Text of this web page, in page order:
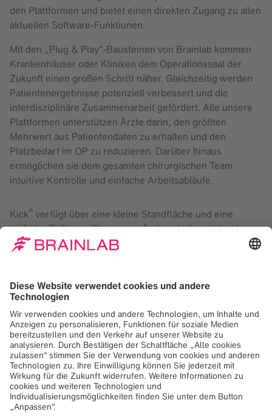
den Plattformen und bietet einen direkten Zugang zu allen
aktuellen Software-Funktionen.
Mit den „Plug & Play“-Bausteinen von Brainlab kommen
Krankenhäuser oder Kliniken dem Operationssaal der
Zukunft einen großen Schritt näher. Gleichzeitig werden
Patientenergebnisse potenziell verbessert und die
interdisziplinäre Zusammenarbeit gefördert. Alle unsere
Plattformen unterstützen Ärzte darin, den größten
Mehrwert aus Patientendaten zu erhalten und den
Platzbedarf im OP zu reduzieren. Darüber hinaus
ermöglichen sie dem gesamten chirurgischen Team
intuitive Kontrolle und einfache Arbeitsabläufe.
Kick® verfügt über eine kleine Standfläche und eine
einfache Software-Steuerung. Ärzte erhalten dadurch
große Flexibilität und können sich ganz auf ihre Patienten
Chirurgieplattform. Mit ihr können Chirurgen den Eingriff
überall im OP auf einem extra großen 4K-Display planen,
überprüfen, dokumentieren und streamen. Sowohl Kick
als auch Curve sind mit optischem und
elektromagnetischem Tracking für eine individuell
anpassbare Navigation verfügbar.
Der mobile Bildgebungsroboter Loop-X setzt einen neuen
Standard in der Chirurgie, indem er Robotik mit qualitativ
hochwertiger mobiler intraoperativer 2D- und 3D-